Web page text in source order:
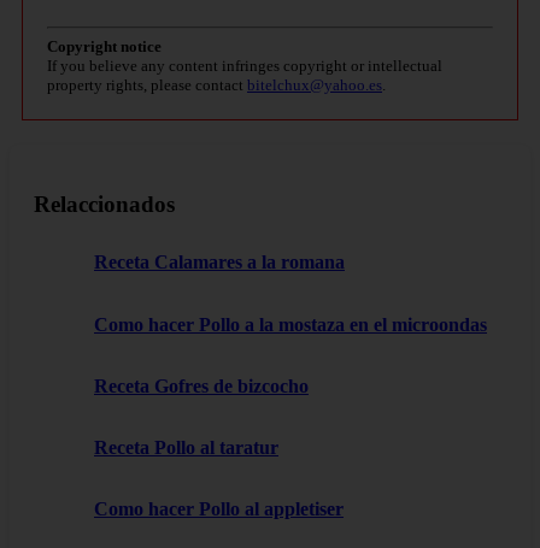
Copyright notice
If you believe any content infringes copyright or intellectual
property rights, please contact bitelchux@yahoo.es
Relaccionados
Receta Calamares a la romana
Como hacer Pollo a la mostaza en el microondas
Receta Gofres de bizcocho
Receta Pollo al taratur
Como hacer Pollo al appletiser